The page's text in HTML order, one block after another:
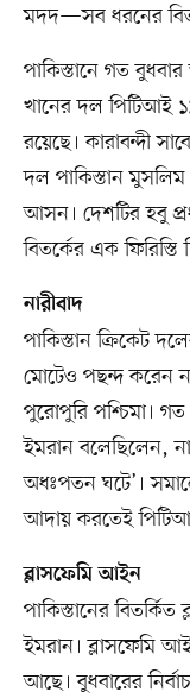
মদদ—সব ধরনের
পাকিস্তানে গত
খানের দল পিটিআই
রয়েছে। কারাবন্দী
দল পাকিস্তান
আসন। দেশটির হবু
বিতর্কের এক ফিরিস্তি
নারীবাদ
পাকিস্তান ক্রিকেট
মোটেও পছন্দ করেন
পুরোপুরি পশ্চিমা। গত
ইমরান বলেছিলেন,
অধঃপতন ঘটে’।
আদায় করতেই
ব্লাসফেমি আইন
পাকিস্তানের
ইমরান। ব্লাসফেমি
আছে। বুধবারের